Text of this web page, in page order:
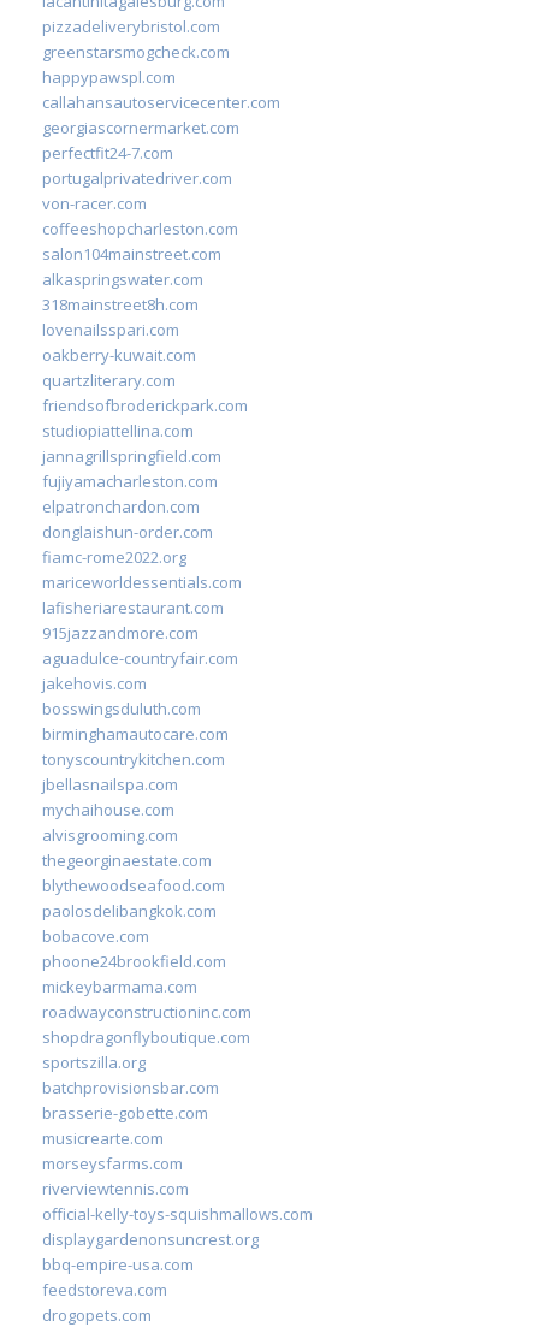
pizzadeliverybristol.com
greenstarsmogcheck.com
happypawspl.com
callahansautoservicecenter.com
georgiascornermarket.com
perfectfit24-7.com
portugalprivatedriver.com
von-racer.com
coffeeshopcharleston.com
salon104mainstreet.com
alkaspringswater.com
318mainstreet8h.com
lovenailsspari.com
oakberry-kuwait.com
quartzliterary.com
friendsofbroderickpark.com
studiopiattellina.com
jannagrillspringfield.com
fujiyamacharleston.com
elpatronchardon.com
donglaishun-order.com
fiamc-rome2022.org
mariceworldessentials.com
lafisheriarestaurant.com
915jazzandmore.com
aguadulce-countryfair.com
jakehovis.com
bosswingsduluth.com
birminghamautocare.com
tonyscountrykitchen.com
jbellasnailspa.com
mychaihouse.com
alvisgrooming.com
thegeorginaestate.com
blythewoodseafood.com
paolosdelibangkok.com
bobacove.com
phoone24brookfield.com
mickeybarmama.com
roadwayconstructioninc.com
shopdragonflyboutique.com
sportszilla.org
batchprovisionsbar.com
brasserie-gobette.com
musicrearte.com
morseysfarms.com
riverviewtennis.com
official-kelly-toys-squishmallows.com
displaygardenonsuncrest.org
bbq-empire-usa.com
feedstoreva.com
drogopets.com